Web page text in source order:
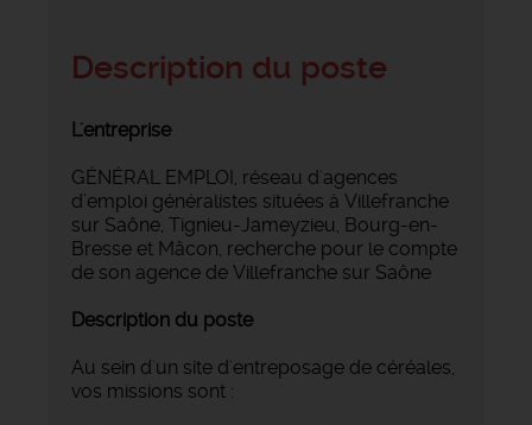
Description du poste
L'entreprise
GÉNÉRAL EMPLOI, réseau d'agences
d’emploi généralistes situées à Villefranche
sur Saône, Tignieu-Jameyzieu, Bourg-en-
Bresse et Mâcon, recherche pour le compte
de son agence de Villefranche sur Saône
Description du poste
Au sein d'un site d'entreposage de céréales,
vos missions sont :